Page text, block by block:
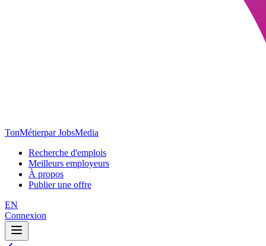
TonMétierpar JobsMedia
Recherche d'emplois
Meilleurs employeurs
À propos
Publier une offre
EN
Connexion